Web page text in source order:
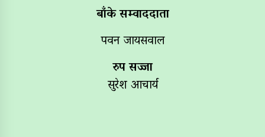
बाँके सम्वाददाता
पवन जायसवाल
रुप सज्जा
सुरेश आचार्य